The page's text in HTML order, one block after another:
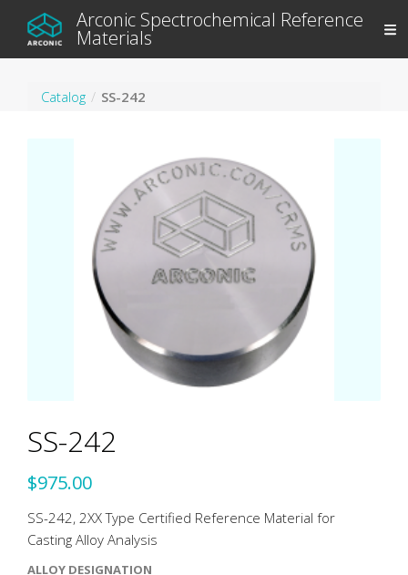
Arconic Spectrochemical Reference
Materials
Catalog SS-242
SS-242
$975.00
SS-242, 2XX Type Certified Reference Material for
Casting Alloy Analysis
ALLOY DESIGNATION